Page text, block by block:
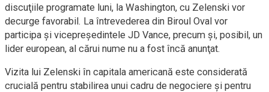
discuţiile programate luni, la Washington, cu Zelenski vor
decurge favorabil. La întrevederea din Biroul Oval vor
participa şi vicepreşedintele JD Vance, precum şi, posibil, un
lider european, al cărui nume nu a fost încă anunţat.
Vizita lui Zelenski în capitala americană este considerată
crucială pentru stabilirea unui cadru de negociere şi pentru